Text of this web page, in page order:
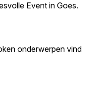
Event in Goes.
onderwerpen vind